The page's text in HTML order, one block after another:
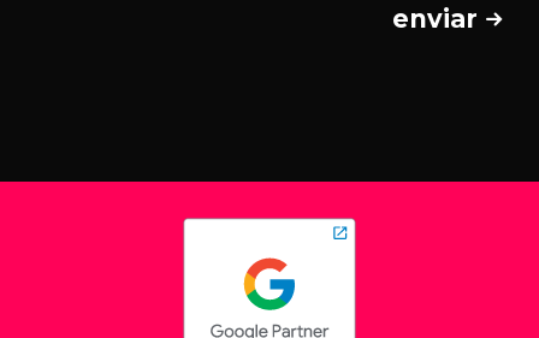
enviar